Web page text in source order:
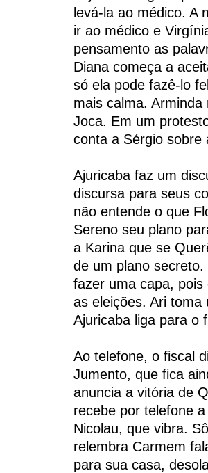
levá-la ao médico. A
ir ao médico e
pensamento as
Diana começa a
só ela pode fazê-lo
mais calma.
Joca. Em um
conta a Sérgio sobre
Ajuricaba faz um
discursa para seus
não entende o que
Sereno seu plano
a Karina que se
de um plano
fazer uma capa,
as eleições. Ari
Ajuricaba liga para o
Ao telefone, o fiscal
Jumento, que fica
anuncia a vitória de
recebe por telefone
Nicolau, que vibra.
relembra Carmem
para sua casa,